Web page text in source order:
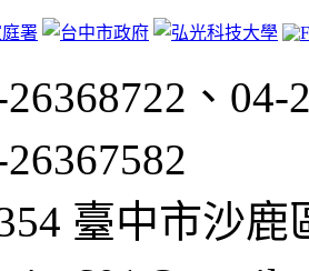
、04-
臺中市沙鹿